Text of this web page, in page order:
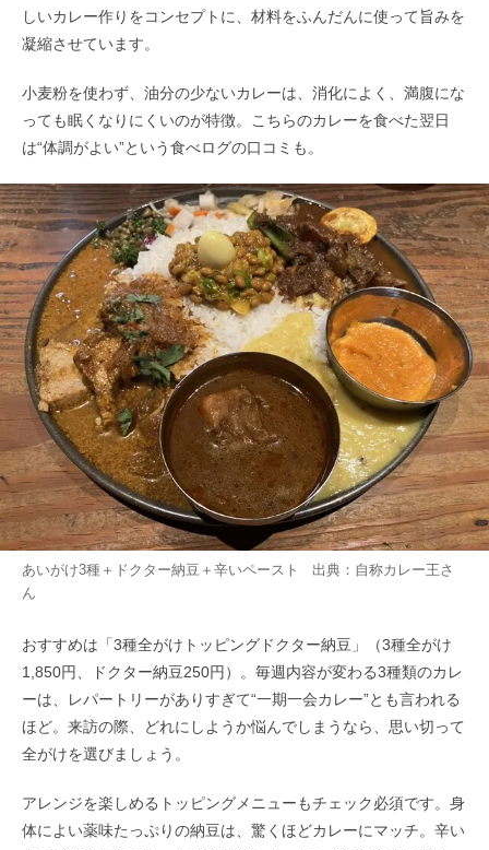
しいカレー作りをコンセプトに、材料をふんだんに使って旨みを
凝縮させています。
小麦粉を使わず、油分の少ないカレーは、消化によく、満腹にな
っても眠くなりにくいのが特徴。こちらのカレーを食べた翌日
は“体調がよい”という食べログの口コミも。
あいがけ3種＋ドクター納豆＋辛いペースト 出典： 自称カレー王さ
ん
おすすめは「3種全がけトッピングドクター納豆」（3種全がけ
1,850円、ドクター納豆250円）。毎週内容が変わる3種類のカレ
ーは、レパートリーがありすぎて“一期一会カレー”とも言われる
ほど。来訪の際、どれにしようか悩んでしまうなら、思い切って
全がけを選びましょう。
アレンジを楽しめるトッピングメニューもチェック必須です。身
体によい薬味たっぷりの納豆は、驚くほどカレーにマッチ。辛い